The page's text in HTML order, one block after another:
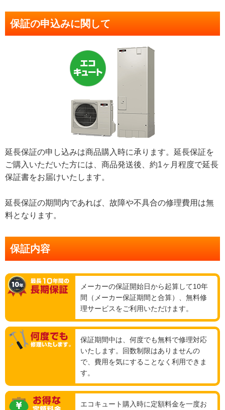
保証の申込みに関して
延長保証の申し込みは商品購入時に承ります。延長保証を
ご購入いただいた方には、商品発送後、約1ヶ月程度で延長
保証書をお届けいたします。
延長保証の期間内であれば、故障や不具合の修理費用は無
料となります。
保証内容
メーカーの保証開始日から起算して10年
間（メーカー保証期間と合算）、無料修
理サービスをご利用いただけます。
保証期間中は、何度でも無料で修理対応
いたします。回数制限はありませんの
で、費用を気にすることなく利用できま
す。
エコキュート購入時に定額料金を一度お